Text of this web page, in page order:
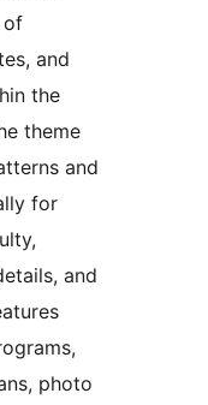
of
and
the
theme
and
for
and
photo